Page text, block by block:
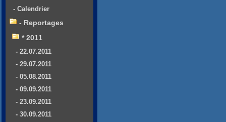
- Calendrier
- Reportages
* 2011
- 22.07.2011
- 29.07.2011
- 05.08.2011
- 09.09.2011
- 23.09.2011
- 30.09.2011